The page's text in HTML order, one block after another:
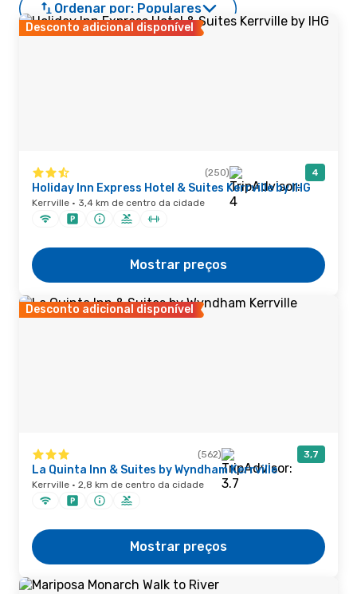
Ordenar por: Populares
Desconto adicional disponível
(250) 4
Holiday Inn Express Hotel & Suites Kerrville by IHG
Kerrville · 3,4 km de centro da cidade
Mostrar preços
Desconto adicional disponível
(562) 3,7
La Quinta Inn & Suites by Wyndham Kerrville
Kerrville · 2,8 km de centro da cidade
Mostrar preços